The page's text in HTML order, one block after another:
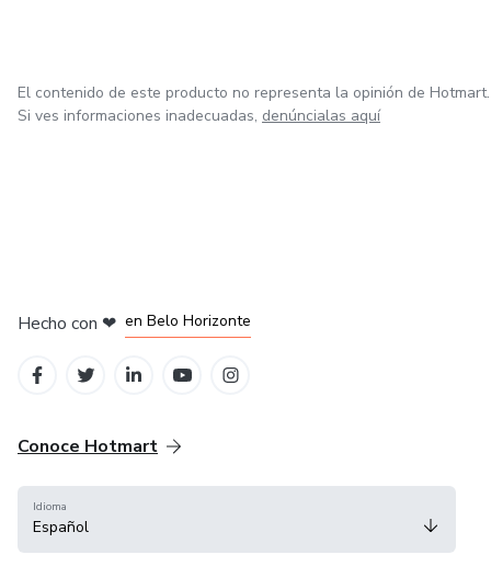
El contenido de este producto no representa la opinión de Hotmart.
Si ves informaciones inadecuadas, denúncialas aquí
Hecho con ❤ en Belo Horizonte
Conoce Hotmart
Idioma
Español